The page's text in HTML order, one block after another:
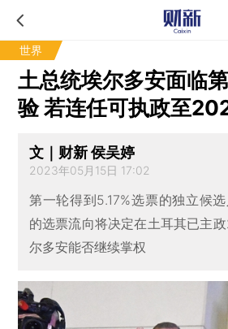
世界
土总统埃尔多安面临
验 若连任可执政至
文｜财新 侯吴婷
2023年05月15日 17:02
第一轮得到5.17%选票的独立候
的选票流向将决定在土耳其已主
尔多安能否继续掌权